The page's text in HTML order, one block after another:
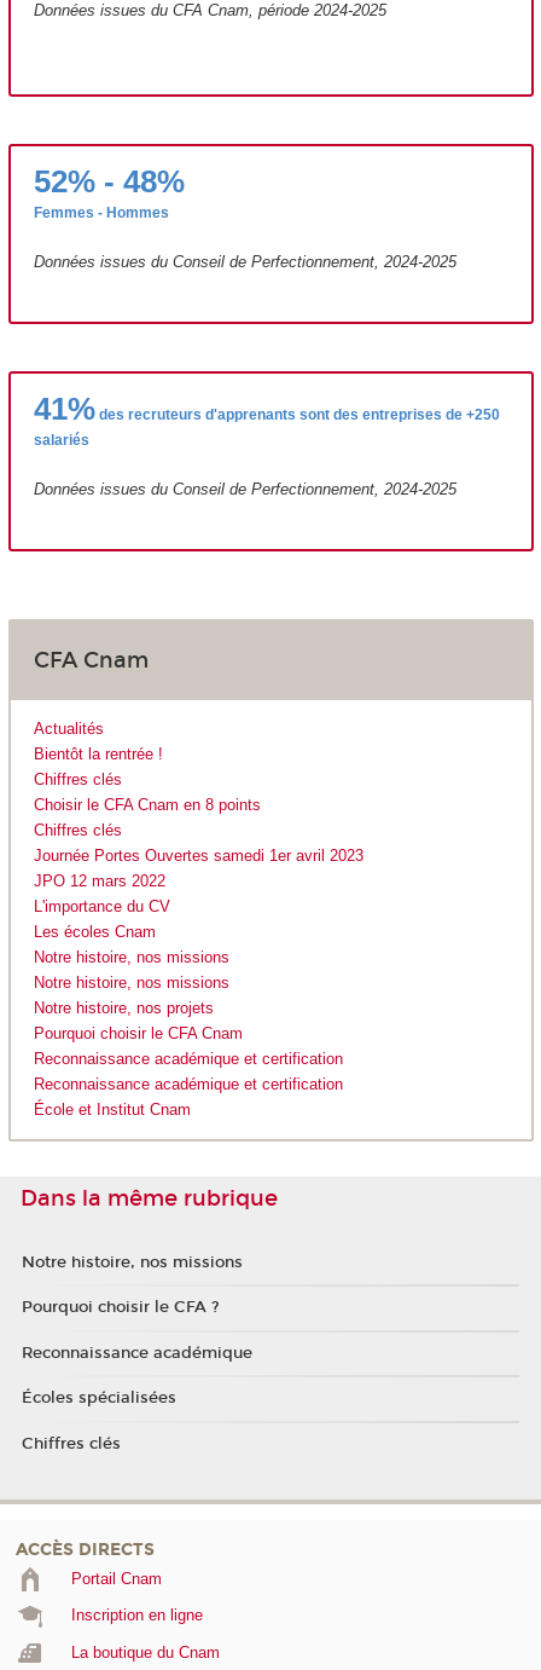
Données issues du CFA Cnam, période 2024-2025
52% - 48%
Femmes - Hommes
Données issues du Conseil de Perfectionnement, 2024-2025
41% des recruteurs d'apprenants sont des entreprises de +250
salariés
Données issues du Conseil de Perfectionnement, 2024-2025
CFA Cnam
Actualités
Bientôt la rentrée !
Chiffres clés
Choisir le CFA Cnam en 8 points
Chiffres clés
Journée Portes Ouvertes samedi 1er avril 2023
JPO 12 mars 2022
L'importance du CV
Les écoles Cnam
Notre histoire, nos missions
Notre histoire, nos missions
Notre histoire, nos projets
Pourquoi choisir le CFA Cnam
Reconnaissance académique et certification
Reconnaissance académique et certification
École et Institut Cnam
Dans la même rubrique
Notre histoire, nos missions
Pourquoi choisir le CFA ?
Reconnaissance académique
Écoles spécialisées
Chiffres clés
ACCÈS DIRECTS
Portail Cnam
Inscription en ligne
La boutique du Cnam